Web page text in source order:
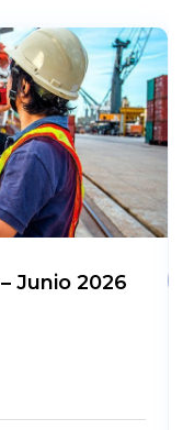
Junio 2026